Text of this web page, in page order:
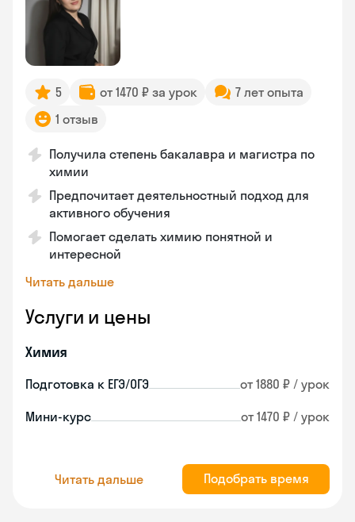
5 от 1470 ₽ за урок
7 лет опыта
1 отзыв
Получила степень бакалавра и магистра по
химии
Предпочитает деятельностный подход для
активного обучения
Помогает сделать химию понятной и
интересной
Читать дальше
Услуги и цены
Химия
Подготовка к ЕГЭ/ОГЭ от 1880 ₽ / урок
Мини-курс от 1470 ₽ / урок
Читать дальше Подобрать время